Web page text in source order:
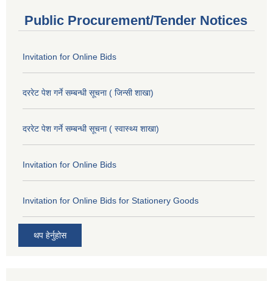
Public Procurement/Tender Notices
Invitation for Online Bids
दररेट पेश गर्ने सम्बन्धी सूचना ( जिन्सी शाखा)
दररेट पेश गर्ने सम्बन्धी सूचना ( स्वास्थ्य शाखा)
Invitation for Online Bids
Invitation for Online Bids for Stationery Goods
थप हेर्नुहोस